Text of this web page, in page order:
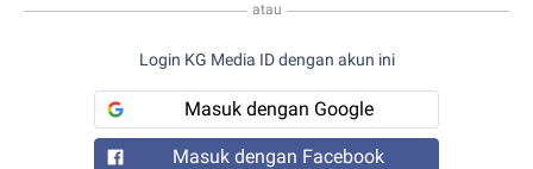
atau
Login KG Media ID dengan akun ini
Masuk dengan Google
Masuk dengan Facebook